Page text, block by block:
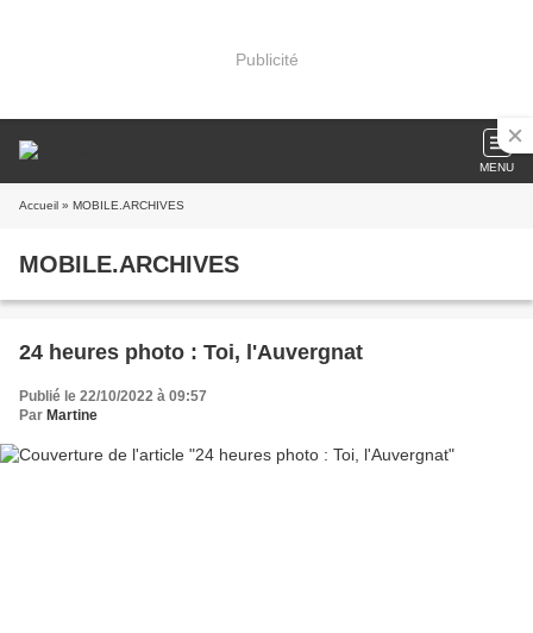
Publicité
MENU
Accueil » MOBILE.ARCHIVES
MOBILE.ARCHIVES
24 heures photo : Toi, l'Auvergnat
Publié le 22/10/2022 à 09:57
Par Martine